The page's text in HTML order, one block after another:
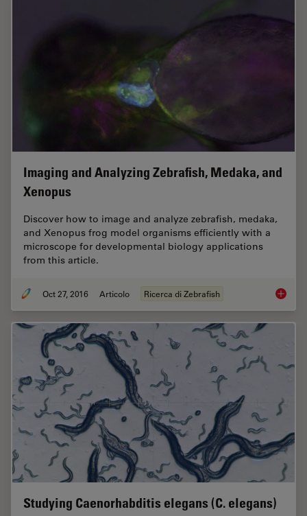
Imaging and Analyzing Zebrafish, Medaka, and
Xenopus
Discover how to image and analyze zebrafish, medaka,
and Xenopus frog model organisms efficiently with a
microscope for developmental biology applications
from this article.
Oct 27, 2016 Articolo Ricerca di Zebrafish
Studying Caenorhabditis elegans (C. elegans)